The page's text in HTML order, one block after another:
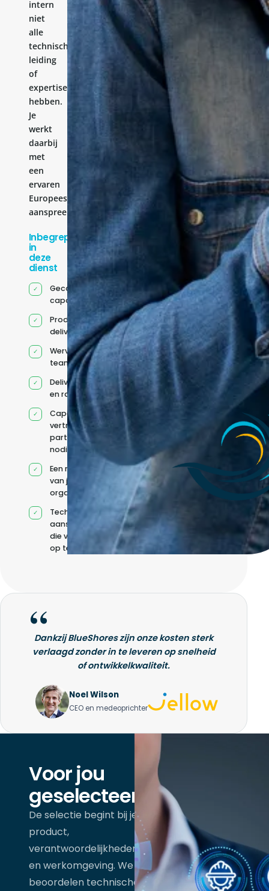
intern
niet
alle
technische
leiding
of
expertise
hebben.
Je
werkt
daarbij
met
een
ervaren
Europees
aanspreekpunt.
Inbegrepen
in
deze
dienst
Gecoördineerde IT-
capaciteit
Product- en
deliveryleiderschap
Werving en
teamontwikkeling
Deliverygovernance
en rapportage
Capaciteit via
vertrouwde
partners wanneer
nodig
Een model op maat
van jouw
organisatie
Technische
aansturing zonder
die volledig intern
op te bouwen
Dankzij BlueShores zijn onze kosten sterk
verlaagd zonder in te leveren op snelheid
of ontwikkelkwaliteit.
Noel Wilson
CEO en medeoprichter
Voor jou
geselecteerd
De selectie begint bij je
product,
verantwoordelijkheden
en werkomgeving. We
beoordelen technische